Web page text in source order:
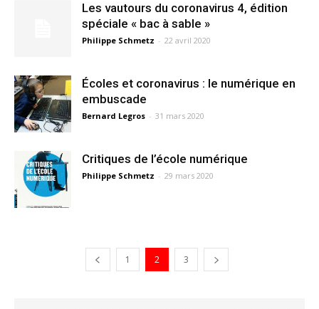
Les vautours du coronavirus 4, édition
spéciale « bac à sable »
Philippe Schmetz - 22 avril 2020
Écoles et coronavirus : le numérique en
embuscade
Bernard Legros - 31 mars 2020
Critiques de l’école numérique
Philippe Schmetz - 29 mars 2020
1 2 3